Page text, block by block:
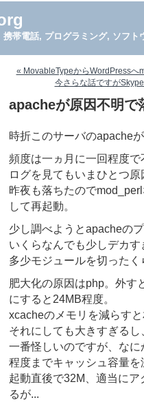
帯電話, プログラミング, ソフト
« MovableTypeからWordPressへ
今さらな話ですが
apacheが原因不明で
時折このサーバのapache
頻度は一ヵ月に一回程度で
ログを見てもいまひとつ
昨夜も落ちたので
して再起動。
少し調べようとapacheの
いくらなんでも少しデカす
多少モジュールを切った
肥大化の原因はphp。外す
にすると24MB程度。
xcacheのメモリを減らす
それにしても大きすぎる
一番怪しいのですが、な
程度までキャッシュ容量
起動直後で32M、適当に
るが...